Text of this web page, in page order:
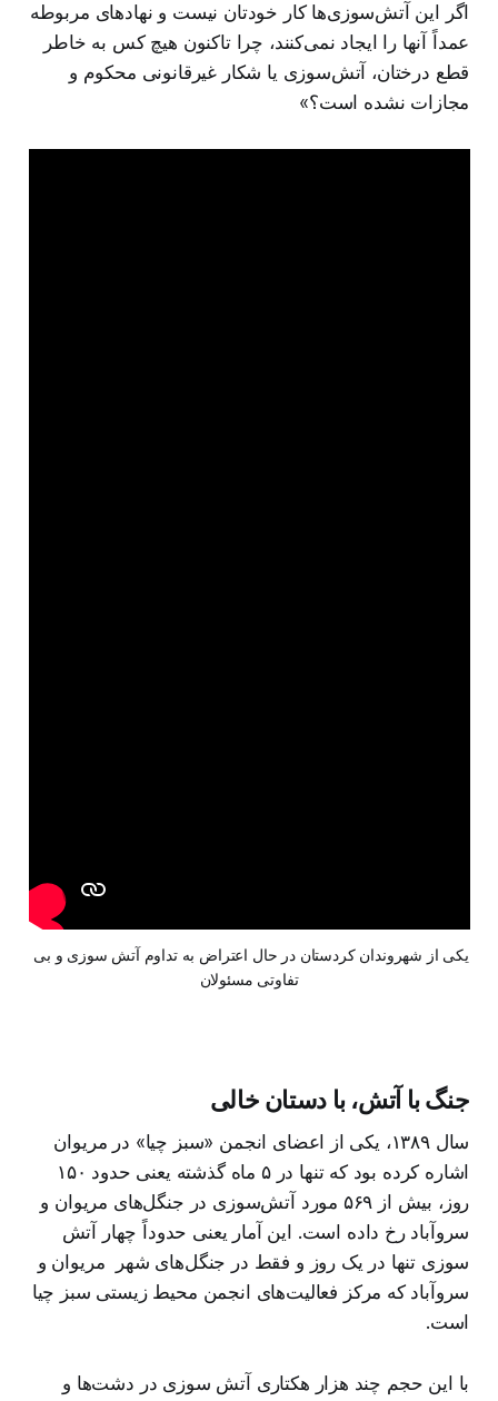
اگر این آتش‌سوزی‌ها کار خودتان نیست و نهادهای مربوطه
عمداً آنها را ایجاد نمی‌کنند، چرا تاکنون هیچ‌ کس به خاطر
قطع درختان، آتش‌سوزی یا شکار غیرقانونی محکوم و
مجازات نشده است؟»
تفاوتی مسئولان
جنگ با آتش، با دستان خالی
سال ۱۳۸۹، یکی از اعضای انجمن «سبز چیا» در مريوان
اشاره کرده بود که تنها در ۵ ماه گذشته یعنی حدود ۱۵۰
روز، بیش از ۵۶۹ مورد آتش‌سوزی در جنگل‌های مريوان و
سروآباد رخ داده است. این آمار یعنی حدوداً چهار آتش
سوزی تنها در یک روز و فقط در جنگل‌های شهر مریوان و
سروآباد که مرکز فعالیت‌های انجمن محیط زیستی سبز چیا
است.
با این حجم چند هزار هکتاری آتش سوزی در دشت‌ها و